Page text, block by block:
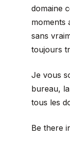
domaine
moments
sans
toujours
Je vous
bureau,
tous les
Be there